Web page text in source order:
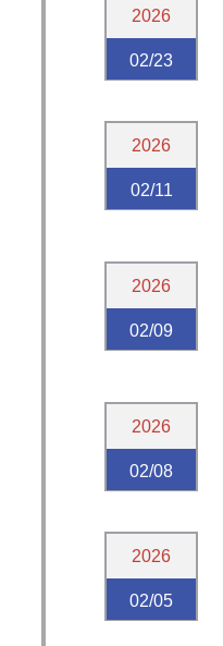
2026
02/23
2026
02/11
2026
02/09
2026
02/08
2026
02/05